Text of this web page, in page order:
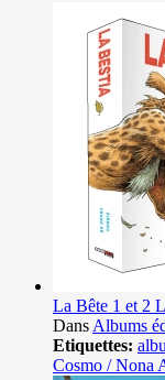
La Bête 1 et 2
Dans Albums
Etiquettes:
Cosmo / Nona